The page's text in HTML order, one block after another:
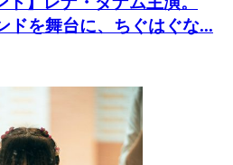
ドを舞台に、ちぐはぐな...